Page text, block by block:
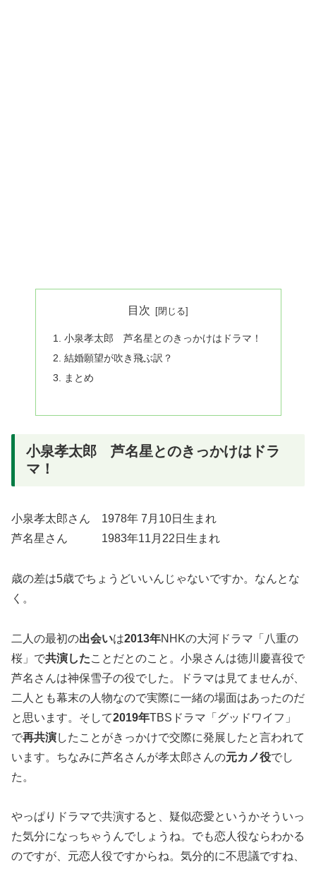
目次
小泉孝太郎 芦名星とのきっかけはドラマ！
結婚願望が吹き飛ぶ訳？
まとめ
小泉孝太郎 芦名星とのきっかけはドラ
マ！
小泉孝太郎さん 1978年 7月10日生まれ
芦名星さん 1983年11月22日生まれ
歳の差は5歳でちょうどいいんじゃないですか。なんとな
く。
二人の最初の出会いは2013年NHKの大河ドラマ「八重の
桜」で共演したことだとのこと。小泉さんは徳川慶喜役で
芦名さんは神保雪子の役でした。ドラマは見てませんが、
二人とも幕末の人物なので実際に一緒の場面はあったのだ
と思います。そして2019年TBSドラマ「グッドワイフ」
で再共演したことがきっかけで交際に発展したと言われて
います。ちなみに芦名さんが孝太郎さんの元カノ役でし
た。
やっぱりドラマで共演すると、疑似恋愛というかそういっ
た気分になっちゃうんでしょうね。でも恋人役ならわかる
のですが、元恋人役ですからね。気分的に不思議ですね、